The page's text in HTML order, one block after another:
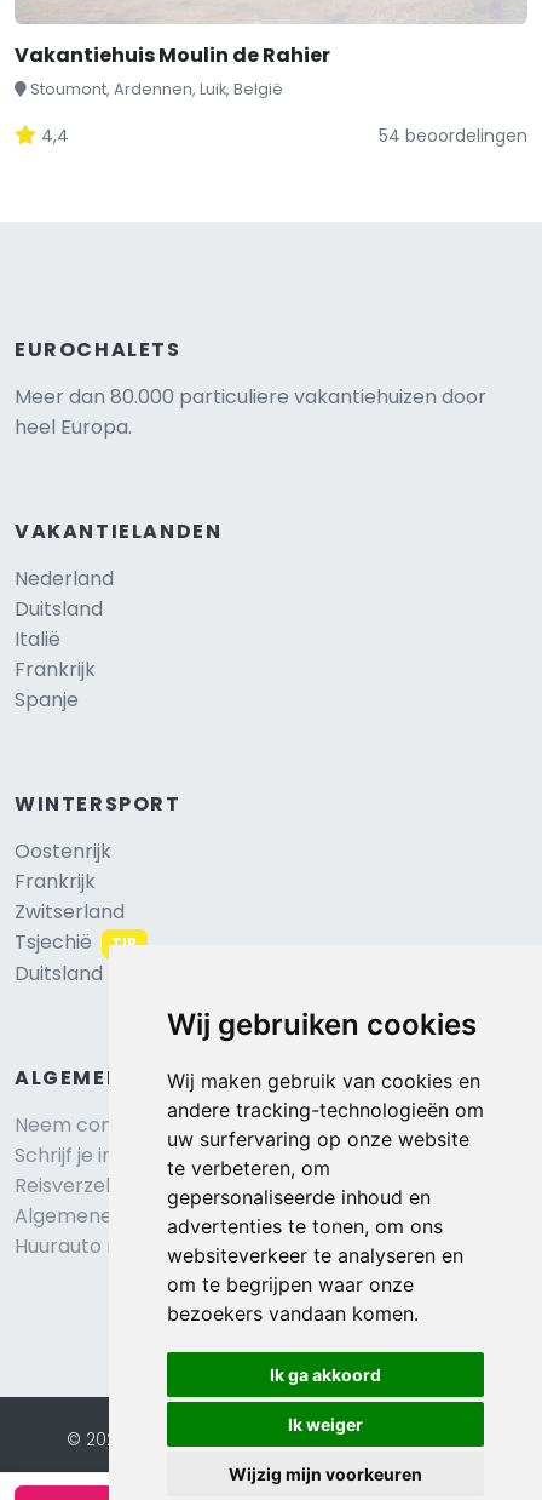
Wij gebruiken cookies
Wij maken gebruik van cookies en
andere tracking-technologieën om
uw surfervaring op onze website
te verbeteren, om
gepersonaliseerde inhoud en
advertenties te tonen, om ons
websiteverkeer te analyseren en
om te begrijpen waar onze
bezoekers vandaan komen.
Ik ga akkoord
Ik weiger
Wijzig mijn voorkeuren
Vakantiehuis Moulin de Rahier
Stoumont, Ardennen, Luik, België
4,4 54 beoordelingen
EUROCHALETS
Meer dan 80.000 particuliere vakantiehuizen door
heel Europa.
VAKANTIELANDEN
Nederland
Duitsland
Italië
Frankrijk
Spanje
WINTERSPORT
Oostenrijk
Frankrijk
Zwitserland
Tsjechië
TIP
Duitsland
ALGEMEEN
Neem contact op
Schrijf je in voor onze nieuwsbrief
Reisverzekering afsluiten
Algemene voorwaarden
Huurauto reserveren
© 2026 Eurochalets | Website door FalcoTravel
Veilig online betalen met